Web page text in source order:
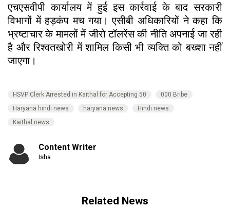
एचएसवीपी कार्यालय में हुई इस कार्रवाई के बाद सरकारी
विभागों में हड़कंप मच गया। एसीबी अधिकारियों ने कहा कि
भ्रष्टाचार के मामलों में जीरो टॉलरेंस की नीति अपनाई जा रही
है और रिश्वतखोरी में शामिल किसी भी व्यक्ति को बख्शा नहीं
जाएगा।
HSVP Clerk Arrested in Kaithal for Accepting 50
000 Bribe
Haryana hindi news
haryana news
Hindi news
Kaithal news
Content Writer
Isha
Related News